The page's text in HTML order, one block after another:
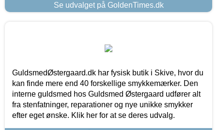
Se udvalget på GoldenTimes.dk
GuldsmedØstergaard.dk har fysisk butik i Skive, hvor du
kan finde mere end 40 forskellige smykkemærker. Den
interne guldsmed hos Guldsmed Østergaard udfører alt
fra stenfatninger, reparationer og nye unikke smykker
efter eget ønske. Klik her for at se deres udvalg.